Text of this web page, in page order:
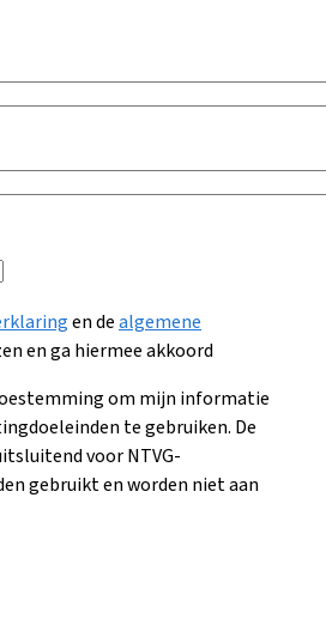
en dealgemene
en ga hiermee akkoord
om mijn informatie
te gebruiken. De
voor NTVG-
gebruikt en worden niet aan